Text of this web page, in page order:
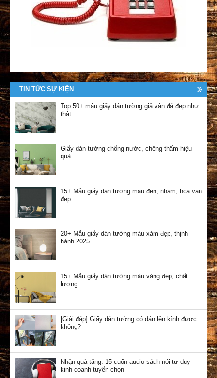
TIN TỨC SỰ KIỆN
Top 50+ mẫu giấy dán tường giả vân đá đẹp như
thật
Giấy dán tường chống nước, chống thấm hiệu
quả
15+ Mẫu giấy dán tường màu đen, nhám, hoa văn
đẹp
20+ Mẫu giấy dán tường màu xám đẹp, thịnh
hành 2025
15+ Mẫu giấy dán tường màu vàng đẹp, chất
lượng
[Giải đáp] Giấy dán tường có dán lên kính được
không?
Nhận quà tặng: 15 cuốn audio sách nói tư duy
kinh doanh tuyển chọn